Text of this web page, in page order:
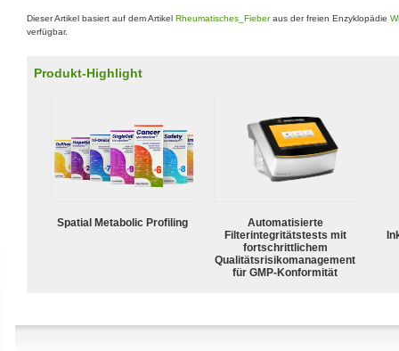
Dieser Artikel basiert auf dem Artikel Rheumatisches_Fieberaus der freien Enzyklopädie
verfügbar.
Produkt-Highlight
Spatial Metabolic Profiling
Automatisierte
Filterintegritätstests mit
fortschrittlichem
Qualitätsrisikomanagement
für GMP-Konformität